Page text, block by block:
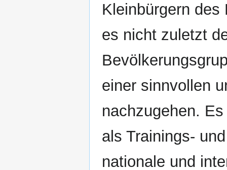
Kleinbürgern des
es nicht zuletzt
einer sinnvollen
nachzugehen.
als Trainings-
nationale und